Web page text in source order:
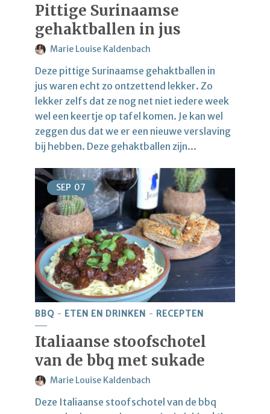
Pittige Surinaamse
gehaktballen in jus
Marie Louise Kaldenbach
Deze pittige Surinaamse gehaktballen in
jus waren echt zo ontzettend lekker. Zo
lekker zelfs dat ze nog net niet iedere week
wel een keertje op tafel komen. Je kan wel
zeggen dus dat we er een nieuwe verslaving
bij hebben. Deze gehaktballen zijn...
SEP 07
BBQ ETEN EN DRINKEN RECEPTEN
Italiaanse stoofschotel
van de bbq met sukade
Marie Louise Kaldenbach
Deze Italiaanse stoofschotel van de bbq